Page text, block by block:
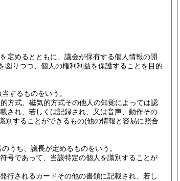
定めるとともに、議会が保有する個人情報の開
りつつ、個人の権利利益を保護することを目的
するものをいう。
方式、磁気的方式その他人の知覚によっては認
され、若しくは記録され、又は音声、動作その
別することができるもの(他の情報と容易に照合
うち、議長が定めるものをいう。
号であって、当該特定の個人を識別することが
行されるカードその他の書類に記載され、若し